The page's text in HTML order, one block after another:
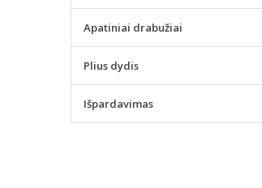
Apatiniai drabužiai
Plius dydis
Išpardavimas